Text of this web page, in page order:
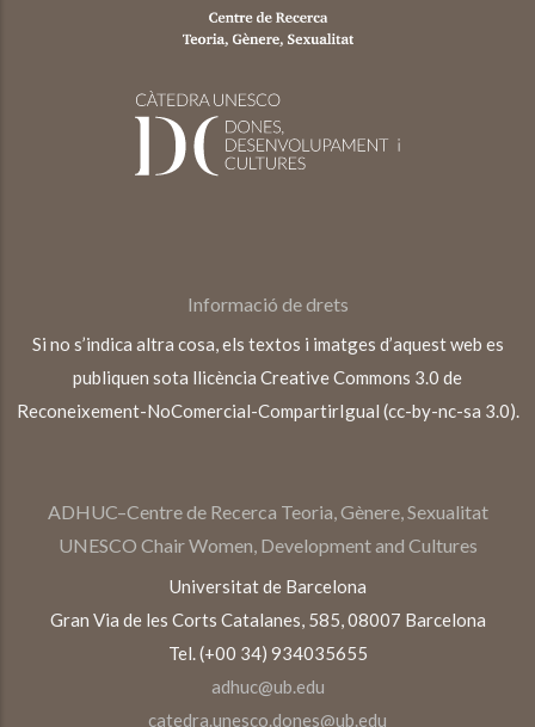
Informació de drets
Si no s’indica altra cosa, els textos i imatges d’aquest web es
publiquen sota llicència Creative Commons 3.0 de
Reconeixement-NoComercial-CompartirIgual (cc-by-nc-sa 3.0).
ADHUC–Centre de Recerca Teoria, Gènere, Sexualitat
UNESCO Chair Women, Development and Cultures
Universitat de Barcelona
Gran Via de les Corts Catalanes, 585, 08007 Barcelona
Tel. (+00 34) 934035655
adhuc@ub.edu
catedra.unesco.dones@ub.edu